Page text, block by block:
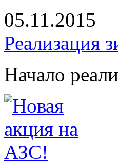
05.11.2015
Реализация
Начало